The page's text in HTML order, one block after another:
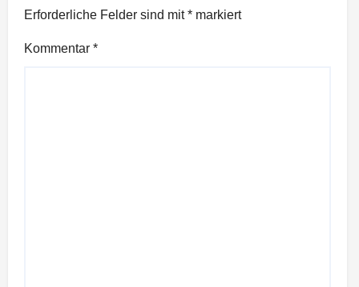
Erforderliche Felder sind mit* markiert
Kommentar *